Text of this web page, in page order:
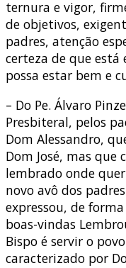
ternura e vigor,
de objetivos,
padres, atenção
certeza de que está
possa estar bem e
– Do Pe. Álvaro
Presbiteral, pelos
Dom Alessandro,
Dom José, mas
lembrado onde
novo avô dos
expressou, de
boas-vindas
Bispo é servir o
caracterizado por